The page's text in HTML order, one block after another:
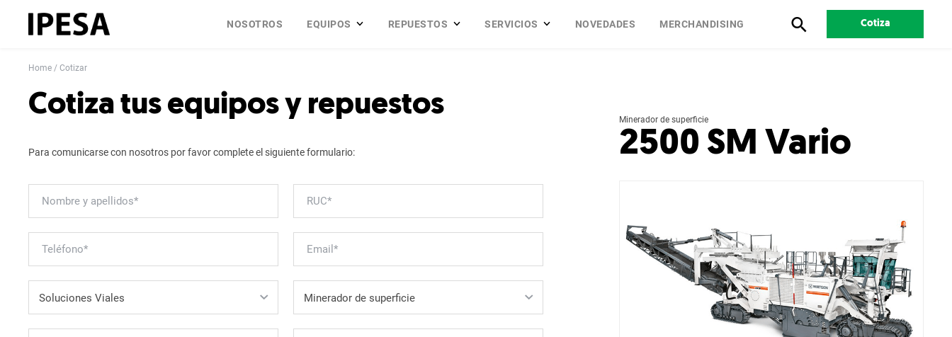
NOSOTROS EQUIPOS REPUESTOS SERVICIOS NOVEDADES MERCHANDISING Cotiza
Home Cotizar
Cotiza tus equipos y repuestos
Para comunicarse con nosotros por favor complete el siguiente formulario:
Minerador de superficie
2500 SM Vario